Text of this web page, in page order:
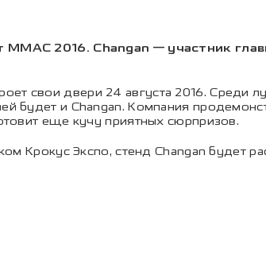
ММАС 2016. Changan — участник
свои двери 24 августа 2016. Среди
будет и Changan. Компания
еще кучу приятных сюрпризов.
Крокус Экспо, стенд Changan будет